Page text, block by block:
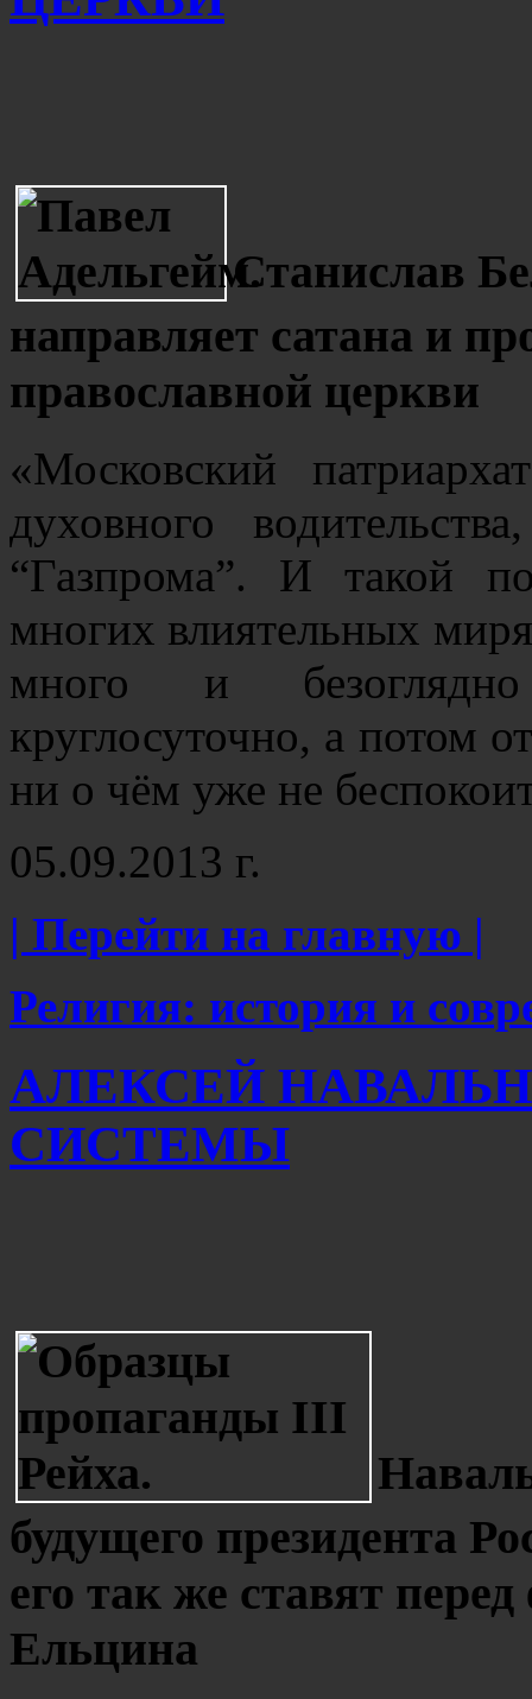
Станислав
направляет сатана и
православной церкви
«Московский
духовного
“Газпрома”. И такой
многих влиятельных
много и
круглосуточно, а потом
ни о чём уже не
05.09.2013 г.
| Перейти на главную |
Религия: история и
АЛЕКСЕЙ
СИСТЕМЫ
будущего президента
его так же ставят
Ельцина